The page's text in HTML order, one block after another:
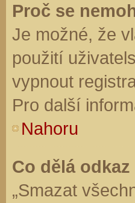
Proč se
Je možné, že
použití
vypnout
Pro další
Nahoru
Co dělá
„Smazat